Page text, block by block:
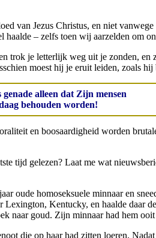
van Jezus Christus, en niet
– zelfs toen wij aarzelden om
trok je letterlijk weg uit je zonden,
moest hij je eruit leiden, zoals
genade alleen dat Zijn mensen
behouden worden!
en boosaardigheid worden
tijd gelezen? Laat me wat
oude homoseksuele minnaar en
Kentucky, en haalde daar
naar goud. Zijn minnaar had hem
die op haar had zitten loeren.